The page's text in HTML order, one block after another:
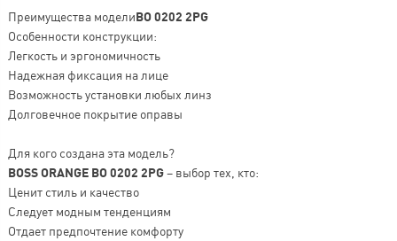
Преимущества моделиBO 0202 2PG
Особенности конструкции:
Легкость и эргономичность
Надежная фиксация на лице
Возможность установки любых линз
Долговечное покрытие оправы
Для кого создана эта модель?
BOSS ORANGE BO 0202 2PG– выбор тех, кто:
Ценит стиль и качество
Следует модным тенденциям
Отдает предпочтение комфорту